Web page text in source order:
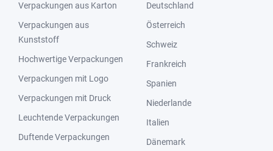
Verpackungen aus Karton
Verpackungen aus
Kunststoff
Hochwertige Verpackungen
Verpackungen mit Logo
Verpackungen mit Druck
Leuchtende Verpackungen
Duftende Verpackungen
Deutschland
Österreich
Schweiz
Frankreich
Spanien
Niederlande
Italien
Dänemark